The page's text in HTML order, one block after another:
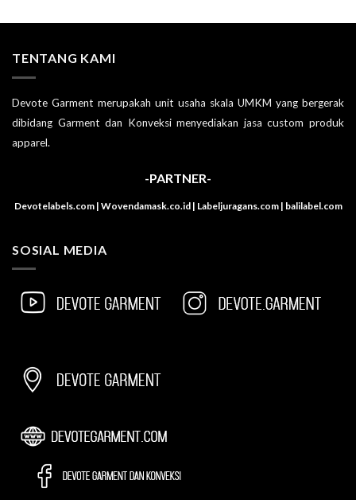
TENTANG KAMI
Devote Garment merupakah unit usaha skala UMKM yang bergerak
dibidang Garment dan Konveksi menyediakan jasa custom produk
apparel.
-PARTNER-
Devotelabels.com | Wovendamask.co.id | Labeljuragans.com | balilabel.com
SOSIAL MEDIA